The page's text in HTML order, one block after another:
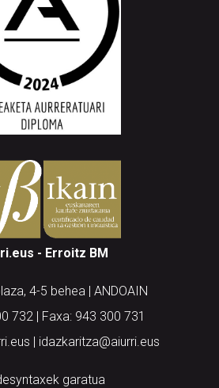
- Erroitz BM
4-5 behea | ANDOAIN
732 | Faxa: 943 300 731
| idazkaritza@aiurri.eus
garatua